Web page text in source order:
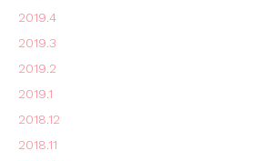
2019.4
2019.3
2019.2
2019.1
2018.12
2018.11